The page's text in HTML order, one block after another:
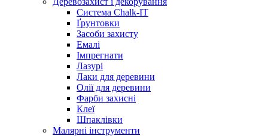
Система Chalk-IT
Ґрунтовки
Засоби захисту
Емалі
Імпрегнати
Лазурі
Лаки для деревини
Олії для деревини
Фарби захисні
Клеї
Шпаклівки
Малярні інструменти